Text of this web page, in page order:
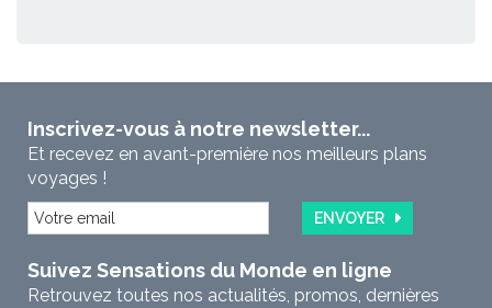
Inscrivez-vous à notre newsletter...
Et recevez en avant-première nos meilleurs plans
voyages !
ENVOYER
Suivez Sensations du Monde en ligne
Retrouvez toutes nos actualités, promos, dernières